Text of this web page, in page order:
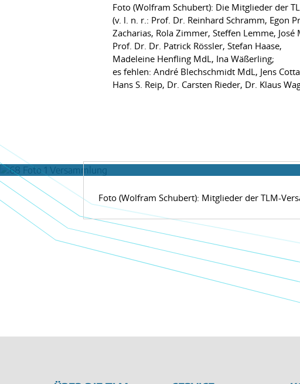
Foto (Wolfram Schubert): Die Mitglieder der
(v. l. n. r.: Prof. Dr. Reinhard Schramm, Egon
Zacharias, Rola Zimmer, Steffen Lemme, José
Prof. Dr. Dr. Patrick Rössler, Stefan Haase,
Madeleine Henfling MdL, Ina Wäßerling;
es fehlen: André Blechschmidt MdL, Jens
Hans S. Reip, Dr. Carsten Rieder, Dr. Klaus
Foto (Wolfram Schubert): Mitglieder der TLM-